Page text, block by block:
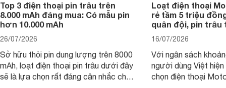
Top 3 điện thoại pin trâu trên
8.000 mAh đáng mua: Có mẫu pin
hơn 10.000 mAh
26/07/2026
Sở hữu thỏi pin dung lượng trên 8000
mAh, loạt điện thoại pin trâu dưới đây
sẽ là lựa chọn rất đáng cân nhắc cho
Loạt điện thoại
rẻ tầm 5 triệu
quân đội, pin trâu
16/07/2026
Với ngân sách
người dùng Việt
chọn điện thoại